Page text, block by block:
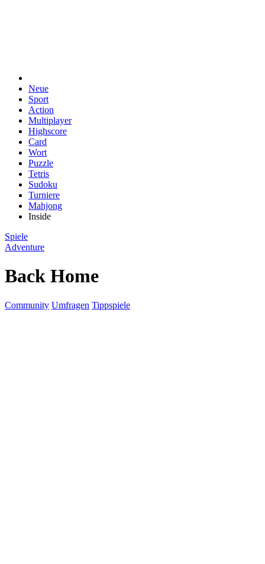
Neue
Sport
Action
Multiplayer
Highscore
Card
Wort
Puzzle
Tetris
Sudoku
Turniere
Mahjong
Inside
Spiele
Adventure
Back Home
Community Umfragen Tippspiele